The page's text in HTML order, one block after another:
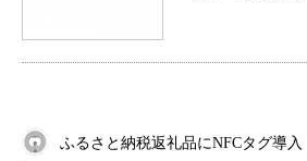
ふるさと納税返礼品にNFCタグ導